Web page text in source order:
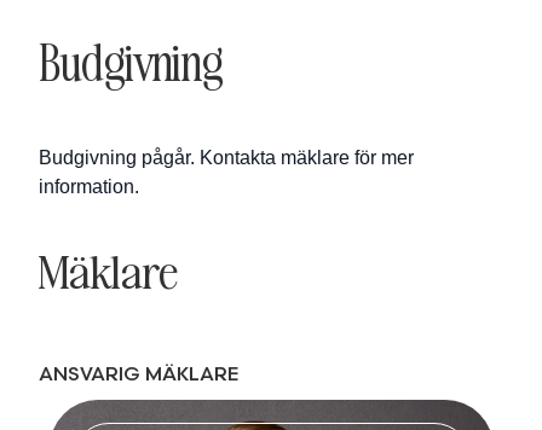
Budgivning
Budgivning pågår. Kontakta mäklare för mer
information.
Mäklare
ANSVARIG MÄKLARE